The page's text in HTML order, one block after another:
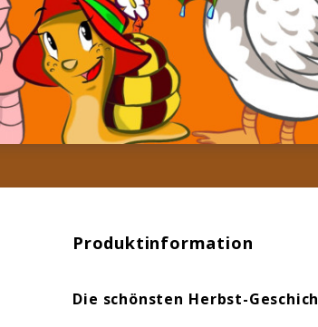
Produktinformation
Die schönsten Herbst-